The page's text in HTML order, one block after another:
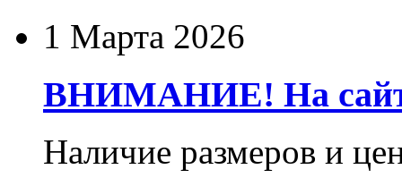
1 Марта 2026
ВНИМАНИЕ! На сайте
Наличие размеров и